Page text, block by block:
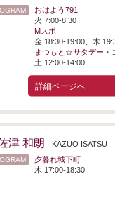
おはよう791
火 7:00-8:30
Mスポ
金 18:30-19:00、木
まつもと☆サタデー・
土 12:00-14:00
詳細ページへ
津 和朗 KAZUO ISATSU
夕暮れ城下町
木 17:00-18:30